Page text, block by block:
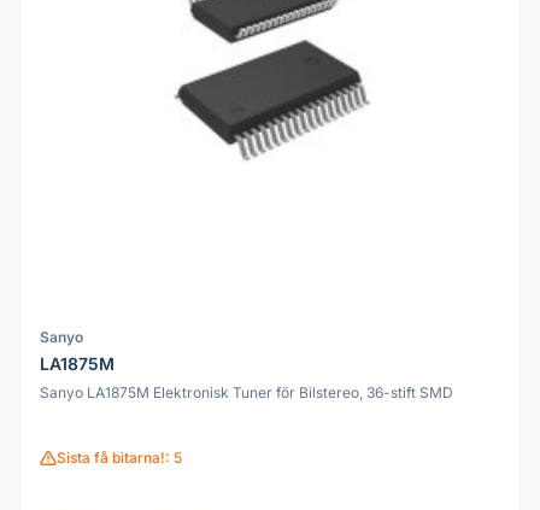
Sanyo
LA1875M
Sanyo LA1875M Elektronisk Tuner för Bilstereo, 36-stift SMD
Sista få bitarna!: 5